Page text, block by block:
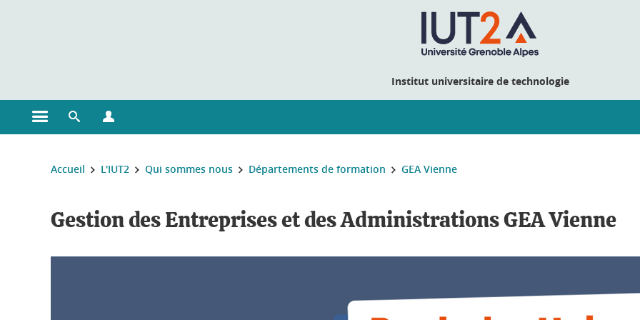
Institut universitaire de technologie
Ouvrir le menu principal
Ouvrir le moteur de recherche
Vous êtes ici :
Accueil L'IUT2 Qui sommes nous Départements de formation GEA Vienne
Gestion des Entreprises et des Administrations GEA Vienne